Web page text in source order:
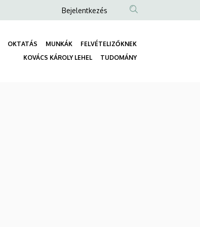
Anonim
fiók
menüje
Bejelentkezés
OKTATÁS MUNKÁK
FELVÉTELIZŐKNEK
KOVÁCS KÁROLY LEHEL
TUDOMÁNY